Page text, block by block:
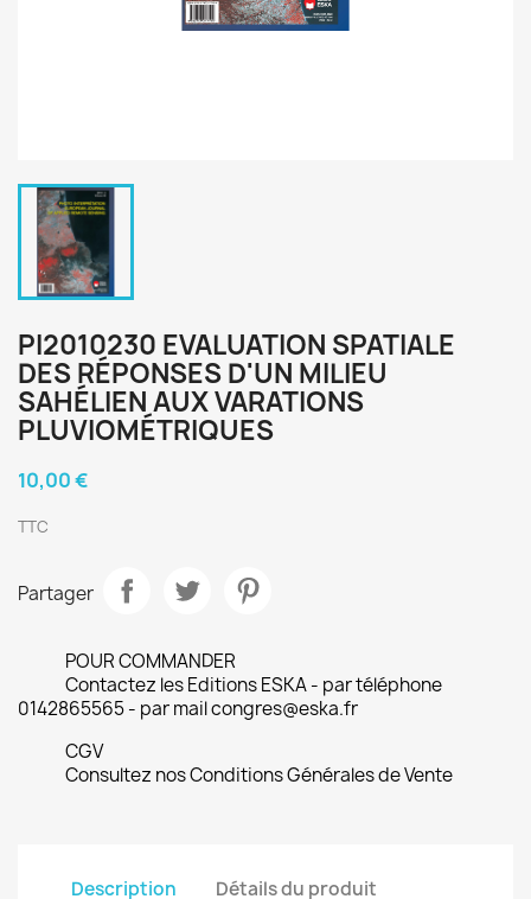
PI2010230 EVALUATION SPATIALE
DES RÉPONSES D'UN MILIEU
SAHÉLIEN AUX VARATIONS
PLUVIOMÉTRIQUES
10,00 €
TTC
Partager
POUR COMMANDER
Contactez les Editions ESKA - par téléphone
0142865565 - par mail congres@eska.fr
CGV
Consultez nos Conditions Générales de Vente
Description Détails du produit